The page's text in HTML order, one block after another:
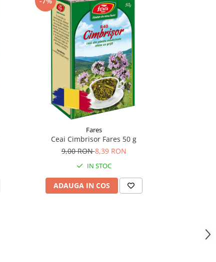
Fares
Ceai Cimbrisor Fares 50 g
9,00 RON8,39 RON
IN STOC
ADAUGA IN COS